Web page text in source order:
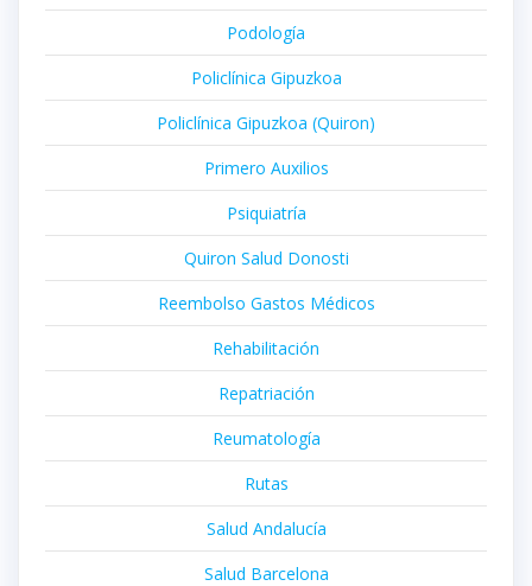
Podología
Policlínica Gipuzkoa
Policlínica Gipuzkoa (Quiron)
Primero Auxilios
Psiquiatría
Quiron Salud Donosti
Reembolso Gastos Médicos
Rehabilitación
Repatriación
Reumatología
Rutas
Salud Andalucía
Salud Barcelona